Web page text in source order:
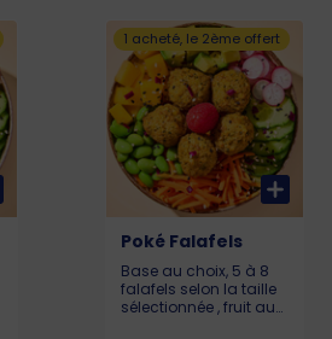
1 acheté, le 2ème offert
Poké Falafels
Base au choix, 5 à 8
falafels selon la taille
sélectionnée , fruit au